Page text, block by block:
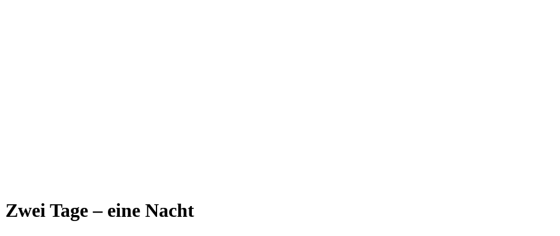
Tage – eine Nacht